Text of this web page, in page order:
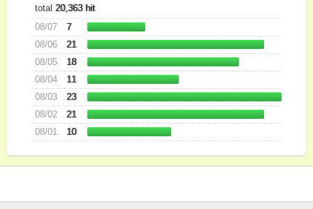
total 20,363 hit
08/07
7
08/06
21
08/05
18
08/04
11
08/03
23
08/02
21
08/01
10